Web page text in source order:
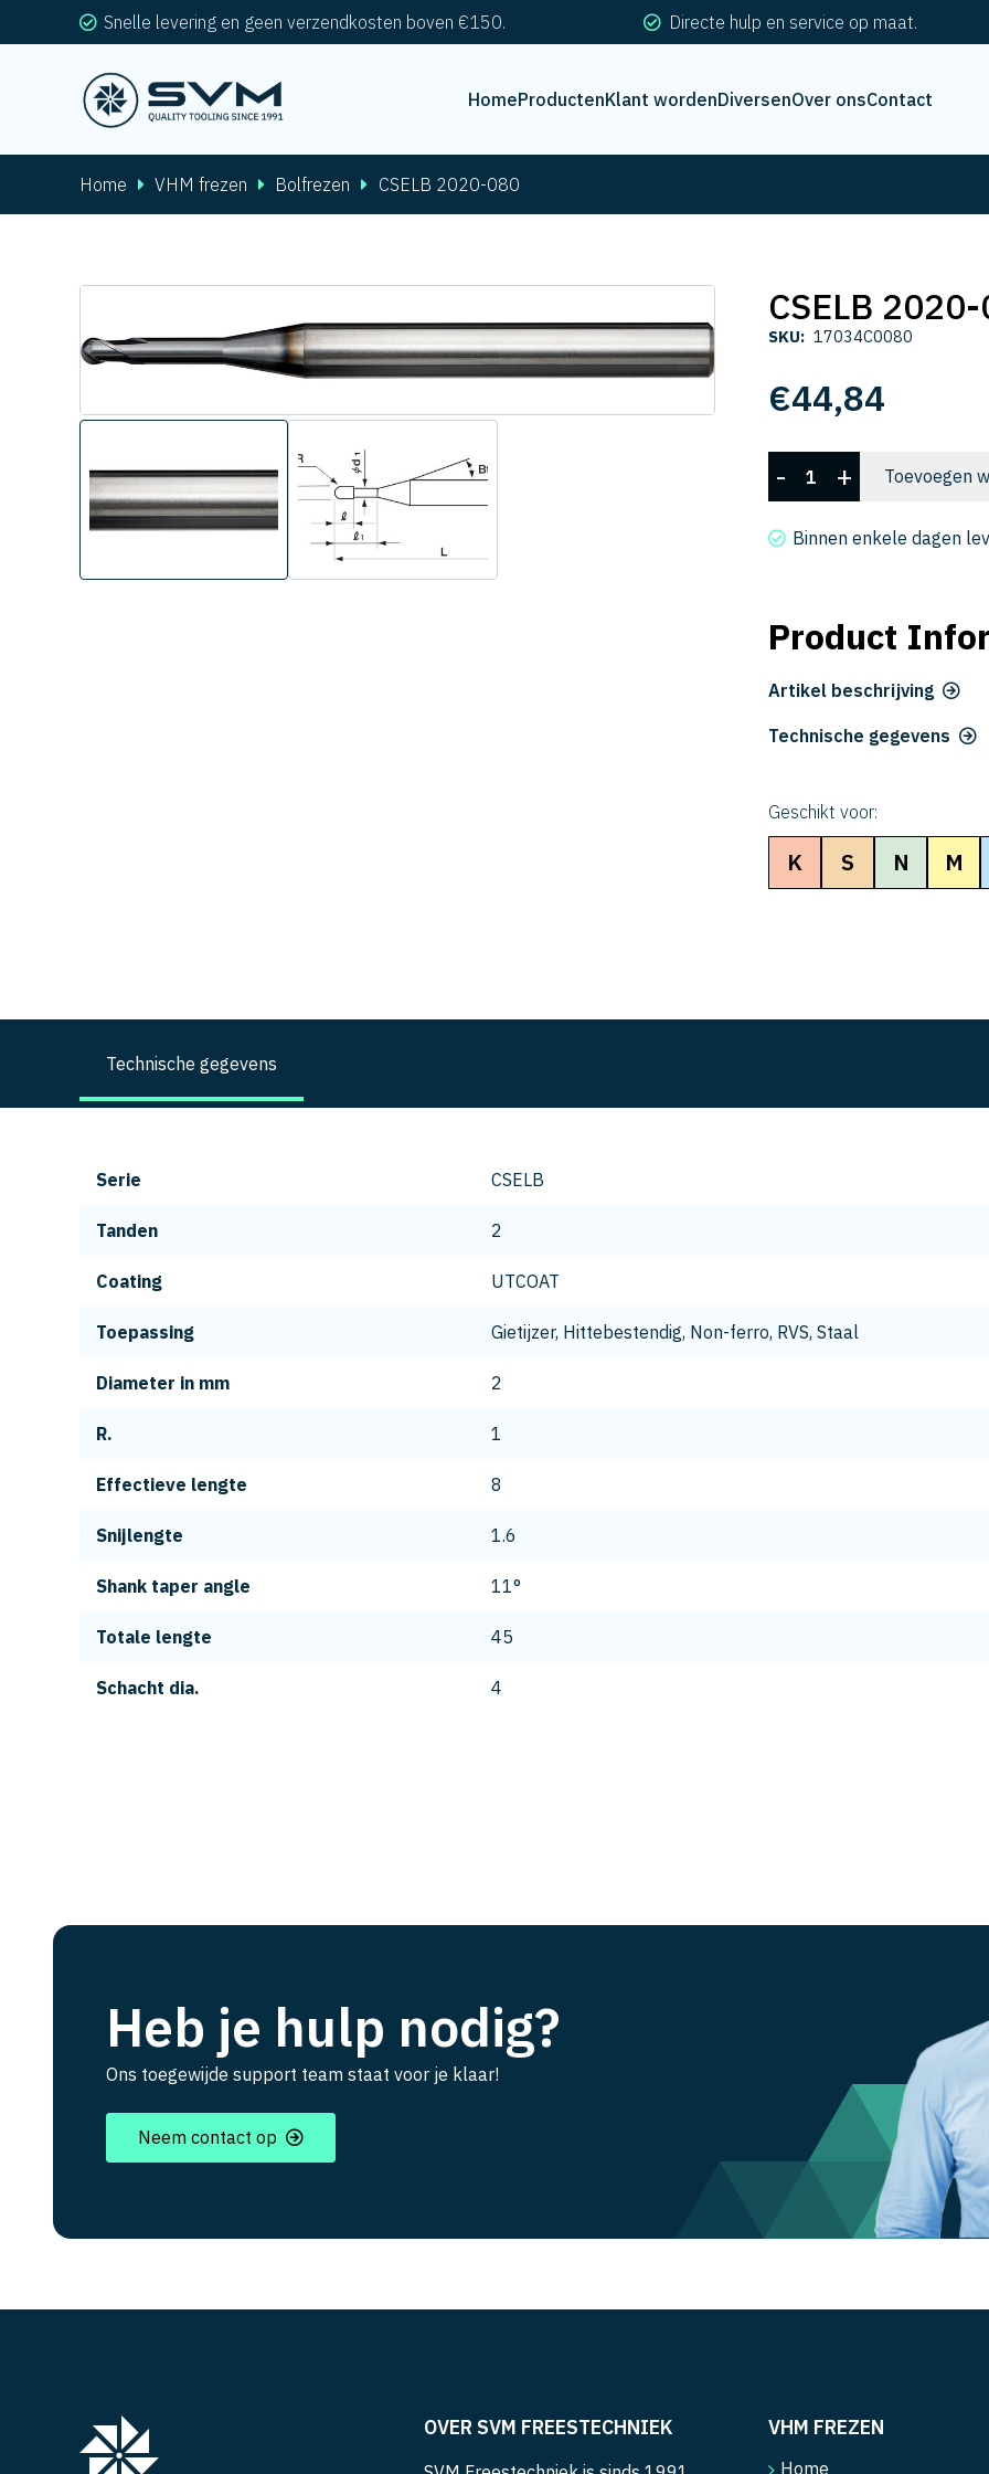
Snelle levering en geen verzendkosten boven €150. Directe hulp en service op maat.
HomeProductenKlant wordenDiversenOver onsContact
Home VHM frezen Bolfrezen CSELB 2020-080
CSELB
SKU: 17034C0080
€44,84
CSELB
2020-
080
- + Toevoegen
Binnen enkele dagen
Product
Artikel beschrijving
Technische gegevens
Geschikt voor:
K S N M
Technische gegevens
Serie CSELB
Tanden 2
Coating UTCOAT
Toepassing Gietijzer, Hittebestendig, Non-ferro, RVS, Staal
Diameter in mm 2
R. 1
Effectieve lengte 8
Snijlengte 1.6
Shank taper angle 11°
Totale lengte 45
Schacht dia. 4
Heb je hulp nodig?
Ons toegewijde support team staat voor je klaar!
Neem contact op
OVER SVM FREESTECHNIEK VHM FREZEN
Home